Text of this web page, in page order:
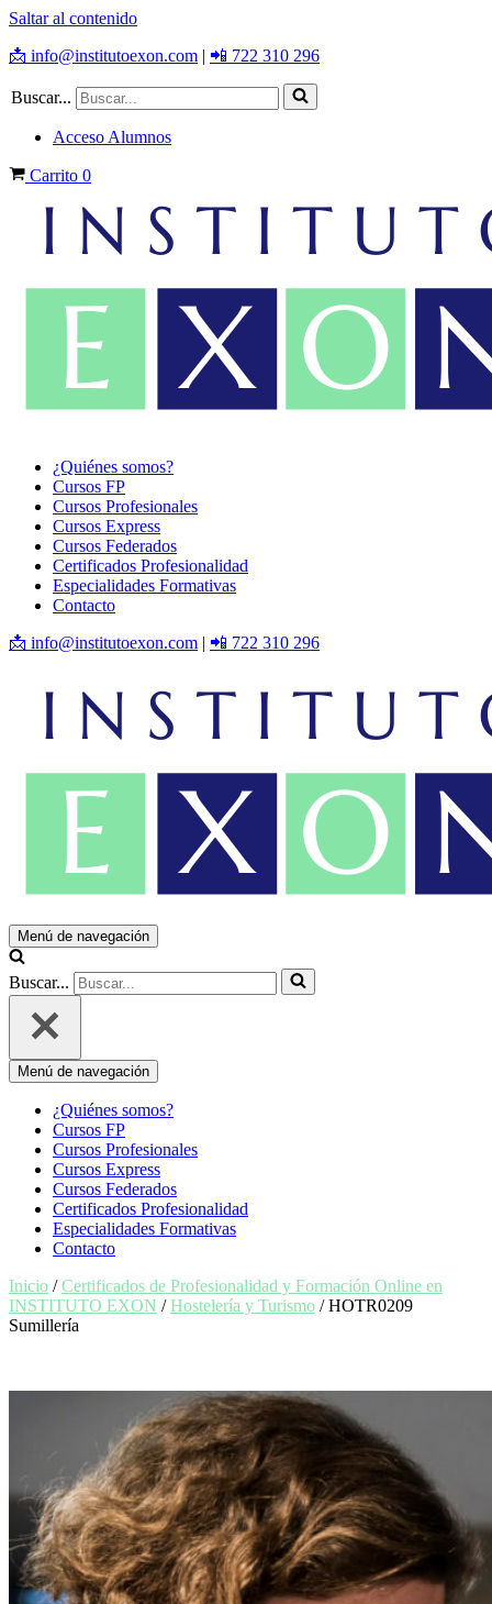
Saltar al contenido
📩 info@institutoexon.com | 📲 722 310 296
Buscar...
Acceso Alumnos
Carrito 0
¿Quiénes somos?
Cursos FP
Cursos Profesionales
Cursos Express
Cursos Federados
Certificados Profesionalidad
Especialidades Formativas
Contacto
📩 info@institutoexon.com | 📲 722 310 296
Menú de navegación
Buscar...
Menú de navegación
¿Quiénes somos?
Cursos FP
Cursos Profesionales
Cursos Express
Cursos Federados
Certificados Profesionalidad
Especialidades Formativas
Contacto
Inicio /Certificados de Profesionalidad y Formación Online en
INSTITUTO EXON /Hostelería y Turismo / HOTR0209
Sumillería